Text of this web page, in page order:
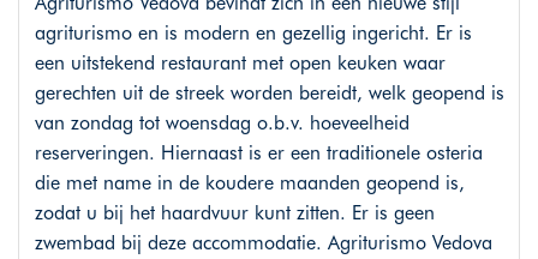
agriturismo en is modern en gezellig ingericht. Er is
een uitstekend restaurant met open keuken waar
gerechten uit de streek worden bereidt, welk geopend is
van zondag tot woensdag o.b.v. hoeveelheid
reserveringen. Hiernaast is er een traditionele osteria
die met name in de koudere maanden geopend is,
zodat u bij het haardvuur kunt zitten. Er is geen
zwembad bij deze accommodatie. Agriturismo Vedova